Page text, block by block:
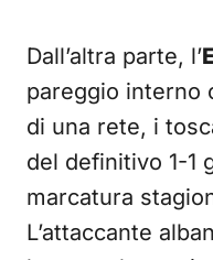
Dall’altra parte, l’
pareggio interno
di una rete, i
del definitivo 1-1
marcatura
L’attaccante